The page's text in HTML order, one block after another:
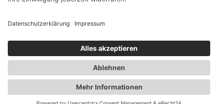
©2026 Wormland Bestattungen | Kirchhellener Str. 22 | 46236 Bottrop
Tel.: (02041) 2 51 94
Impressum|Datenschutz|Facebook